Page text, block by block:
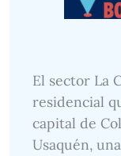
El sector La
residencial
capital de
Usaquén,